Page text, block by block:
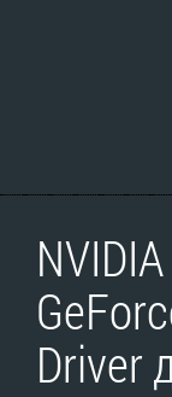
Driver